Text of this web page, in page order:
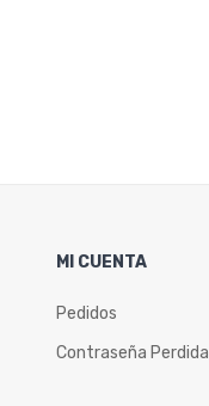
MI CUENTA
Pedidos
Contraseña Perdida